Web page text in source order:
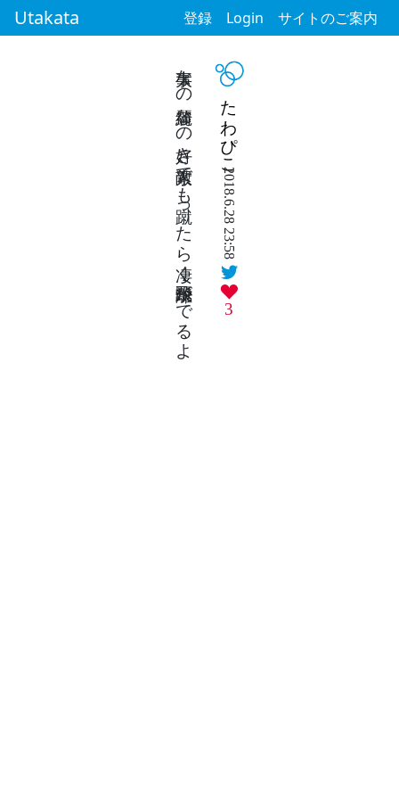
Utakata 登録 Login サイトのご案内
たわぴこ
2018.6.28 23:58
3
大事なの綺麗なの好き素敵でも蹴ったら凄く飛距離がでるよ